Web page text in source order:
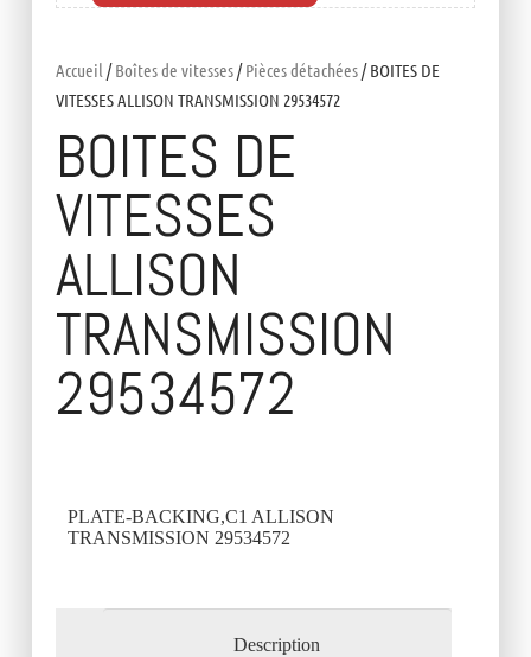
Accueil /Boîtes de vitesses/Pièces détachées/ BOITES DE
VITESSES ALLISON TRANSMISSION 29534572
BOITES DE
VITESSES
ALLISON
TRANSMISSION
29534572
PLATE-BACKING,C1 ALLISON
TRANSMISSION 29534572
Description